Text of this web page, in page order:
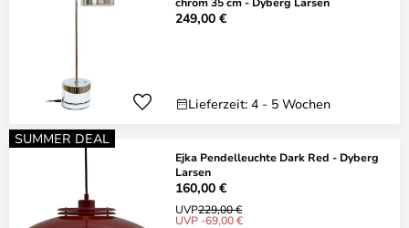
249,00 €
Lieferzeit: 4 - 5 Wochen
SUMMER DEAL
Ejka Pendelleuchte Dark Red - Dyberg
Larsen
160,00 €
UVP229,00 €
UVP -69,00 €